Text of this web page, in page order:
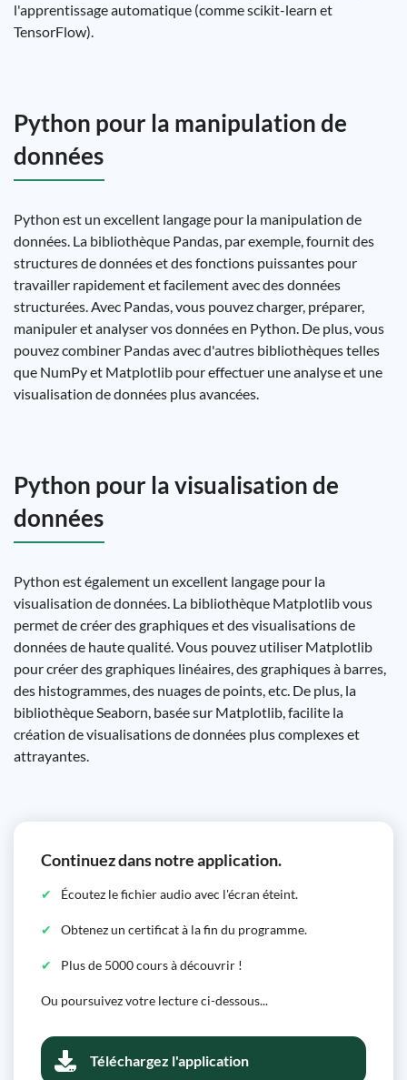
l'apprentissage automatique (comme scikit-learn et
TensorFlow).
Python pour la manipulation de
données
Python est un excellent langage pour la manipulation de
données. La bibliothèque Pandas, par exemple, fournit des
structures de données et des fonctions puissantes pour
travailler rapidement et facilement avec des données
structurées. Avec Pandas, vous pouvez charger, préparer,
manipuler et analyser vos données en Python. De plus, vous
pouvez combiner Pandas avec d'autres bibliothèques telles
que NumPy et Matplotlib pour effectuer une analyse et une
visualisation de données plus avancées.
Python pour la visualisation de
données
Python est également un excellent langage pour la
visualisation de données. La bibliothèque Matplotlib vous
permet de créer des graphiques et des visualisations de
données de haute qualité. Vous pouvez utiliser Matplotlib
pour créer des graphiques linéaires, des graphiques à barres,
des histogrammes, des nuages ​​de points, etc. De plus, la
bibliothèque Seaborn, basée sur Matplotlib, facilite la
création de visualisations de données plus complexes et
attrayantes.
Continuez dans notre application.
Écoutez le fichier audio avec l'écran éteint.
Obtenez un certificat à la fin du programme.
Plus de 5000 cours à découvrir !
Ou poursuivez votre lecture ci-dessous...
Téléchargez l'application